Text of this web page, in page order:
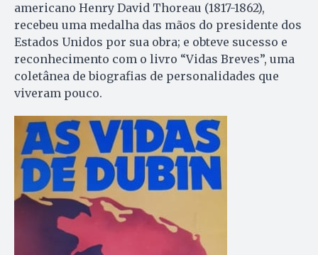
americano Henry David Thoreau (1817-1862),
recebeu uma medalha das mãos do presidente dos
Estados Unidos por sua obra; e obteve sucesso e
reconhecimento com o livro “Vidas Breves”, uma
coletânea de biografias de personalidades que
viveram pouco.